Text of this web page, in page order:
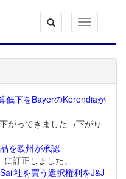
Toggle
navigation
低下をBayerのKerendiaが
がってきました→下がり
を欧州が承認
訂正しました。
社を買う選択権利をJ&J